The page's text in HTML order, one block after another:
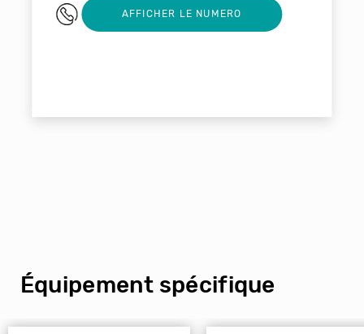
0685721709
AFFICHER LE NUMERO
Équipement spécifique